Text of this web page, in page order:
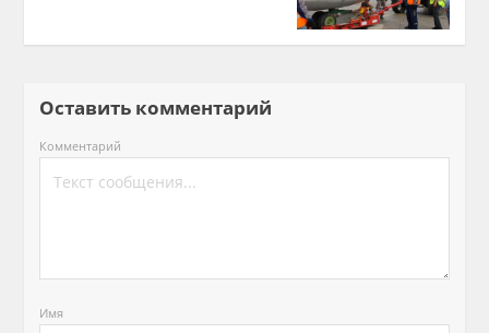
Оставить комментарий
Комментарий
Имя